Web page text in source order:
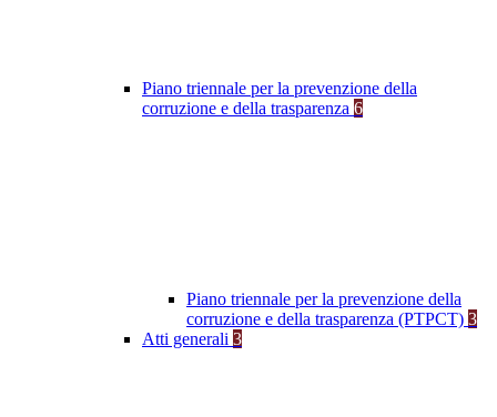
Piano triennale per la prevenzione della
corruzione e della trasparenza 6
Piano triennale per la prevenzione della
corruzione e della trasparenza (PTPCT) 3
Atti generali 3